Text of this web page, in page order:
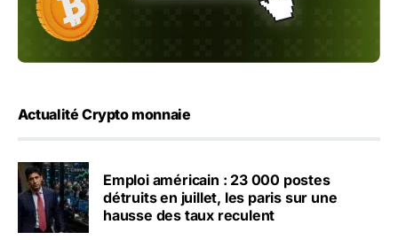
Actualité Crypto monnaie
Emploi américain : 23 000 postes
détruits en juillet, les paris sur une
hausse des taux reculent